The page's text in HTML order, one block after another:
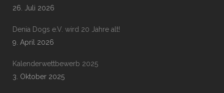
26. Juli 2026
Denia Dogs e.V. wird 20 Jahre alt!
9. April 2026
Kalenderwettbewerb 2025
3. Oktober 2025